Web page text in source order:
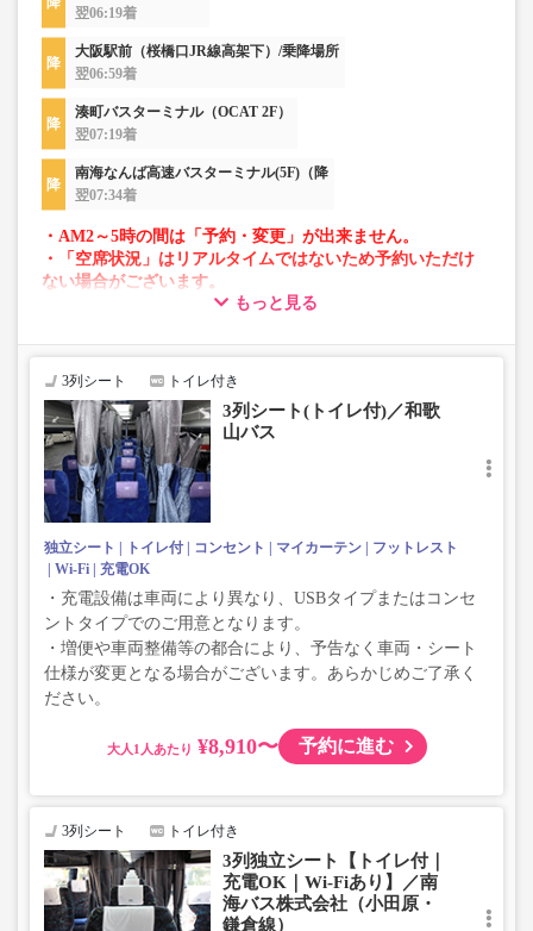
翌06:19着
大阪駅前（桜橋口JR線高架下）/乗降場所
翌06:59着
湊町バスターミナル（OCAT 2F）
翌07:19着
南海なんば高速バスターミナル(5F)（降
翌07:34着
・AM2～5時の間は「予約・変更」が出来ません。
・「空席状況」はリアルタイムではないため予約いただけ
ない場合がございます。
・車両は予告なく変更となる場合がございます。これに伴
で、あらかじめご了承ください。
もっと見る
3列シート トイレ付き
3列シート(トイレ付)／和歌
山バス
独立シート トイレ付 コンセント マイカーテン
フットレスト
Wi-Fi
充電OK
・充電設備は車両により異なり、USBタイプまたはコンセ
ントタイプでのご用意となります。
・増便や車両整備等の都合により、予告なく車両・シート
仕様が変更となる場合がございます。あらかじめご了承く
ださい。
大人 ¥8,910〜 予約に進む
3列シート トイレ付き
3列独立シート【トイレ付｜
充電OK｜Wi-Fiあり】／南
海バス株式会社（小田原・
鎌倉線）